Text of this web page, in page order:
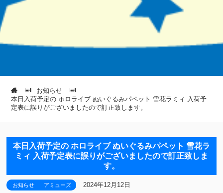
お知らせ
本日入荷予定の ホロライブ ぬいぐるみパペット 雪花ラミィ 入荷予
定表に誤りがございましたので訂正致します。
本日入荷予定の ホロライブ ぬいぐるみパペット 雪花ラ
ミィ 入荷予定表に誤りがございましたので訂正致しま
す。
お知らせ アミューズ 2024年12月12日